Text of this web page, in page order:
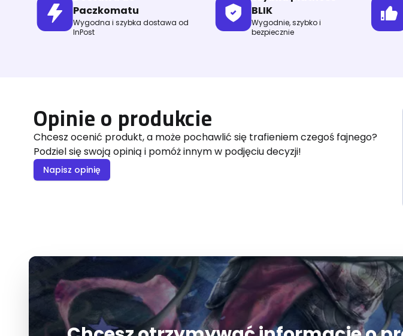
Paczkomatu
Wygodna i szybka dostawa od
InPost
BLIK
Wygodnie, szybko i
bezpiecznie
Opinie o produkcie
Chcesz ocenić produkt, a może pochawlić się trafieniem czegoś fajnego?
Podziel się swoją opinią i pomóż innym w podjęciu decyzji!
Napisz opinię